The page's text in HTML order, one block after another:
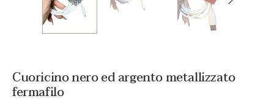
Cuoricino nero ed argento metallizzato
fermafilo